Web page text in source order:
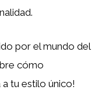
por el mundo del
cómo
tu estilo único!